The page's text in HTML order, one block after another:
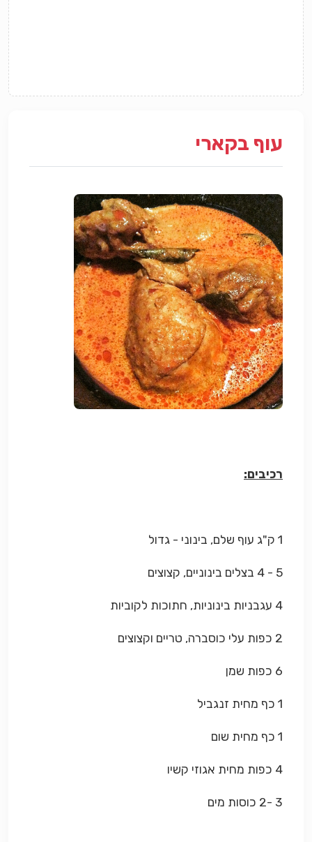
עוף בקארי
רכיבים:
1 ק"ג עוף שלם, בינוני - גדול
5 - 4 בצלים בינוניים, קצוצים
4 עגבניות בינוניות, חתוכות לקוביות
2 כפות עלי כוסברה, טריים וקצוצים
6 כפות שמן
1 כף מחית זנגביל
1 כף מחית שום
4 כפות מחית אגוזי קשיו
3 -2 כוסות מים